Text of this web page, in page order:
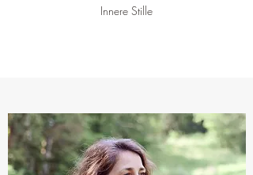
Innere Stille